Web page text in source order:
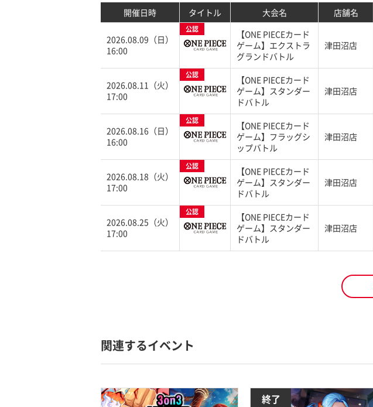
開催日時 タイトル 大会名 店舗名
2026.08.09（日）
16:00
公認
【ONE PIECEカード
ゲーム】エクストラ
グランドバトル
津田沼店
2026.08.11（火）
17:00
公認
【ONE PIECEカード
ゲーム】スタンダー
ドバトル
津田沼店
2026.08.16（日）
16:00
公認
【ONE PIECEカード
ゲーム】フラッグシ
ップバトル
津田沼店
2026.08.18（火）
17:00
公認
【ONE PIECEカード
ゲーム】スタンダー
ドバトル
津田沼店
2026.08.25（火）
17:00
公認
【ONE PIECEカード
ゲーム】スタンダー
ドバトル
津田沼店
関連するイベント
終了